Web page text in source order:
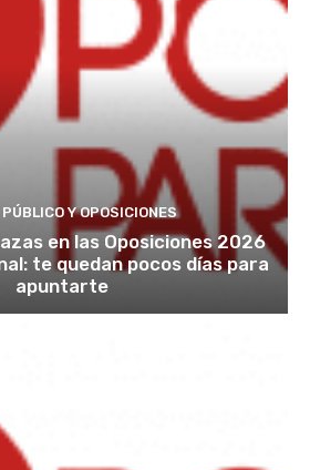
Y OPOSICIONES
en las Oposiciones 2026
te quedan pocos días para
apuntarte